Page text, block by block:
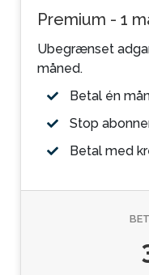
Premium - 1
Ubegrænset
måned.
Betal én
Stop
Betal med